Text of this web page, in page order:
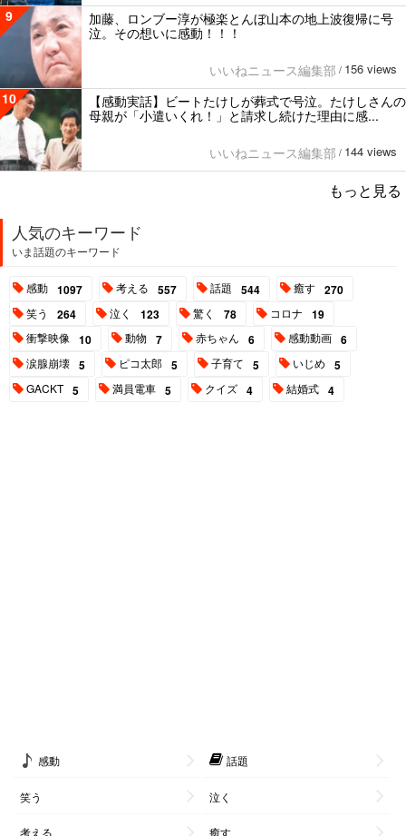
9
加藤、ロンブー淳が極楽とんぼ山本の地上波復帰に号
泣。その想いに感動！！！
いいねニュース編集部 / 156 views
10
【感動実話】ビートたけしが葬式で号泣。たけしさんの
母親が「小遣いくれ！」と請求し続けた理由に感...
いいねニュース編集部 / 144 views
もっと見る
人気のキーワード
いま話題のキーワード
感動 1097 考える 557 話題 544 癒す 270
笑う 264 泣く 123 驚く 78 コロナ 19
衝撃映像 10 動物 7 赤ちゃん 6 感動動画 6
涙腺崩壊 5 ピコ太郎 5 子育て 5 いじめ 5
GACKT 5 満員電車 5 クイズ 4 結婚式 4
感動 話題
笑う 泣く
考える 癒す